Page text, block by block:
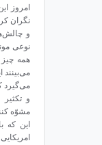
امروز
نگران
و
نوعی
همه چیز
می‌گیرد
و تکثیر
مشوّه
این که